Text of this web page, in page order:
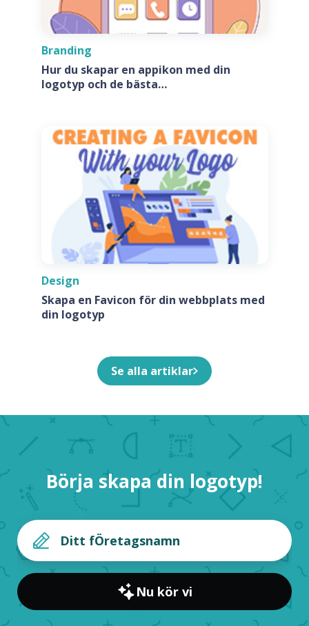
Branding
Hur du skapar en appikon med din
logotyp och de bästa
Design
Skapa en Favicon för din webbplats med
din logotyp
Se alla artiklar
Börja skapa din logotyp!
Nu kör vi